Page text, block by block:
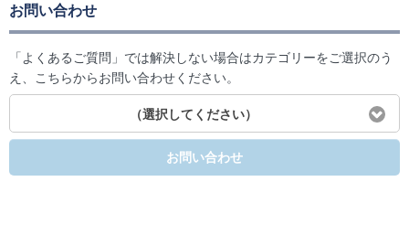
お問い合わせ
「よくあるご質問」では解決しない場合はカテゴリーをご選択のう
え、こちらからお問い合わせください。
（選択してください）
お問い合わせ